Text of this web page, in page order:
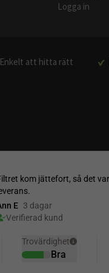
Logga in
Enkelt att hitta rätt